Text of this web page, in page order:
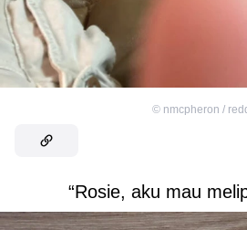
© nmcpheron /
“Rosie, aku mau